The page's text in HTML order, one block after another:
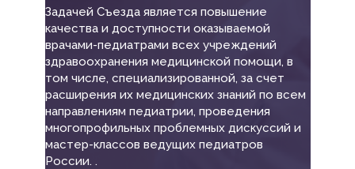
Задачей Съезда является повышение
качества и доступности оказываемой
врачами-педиатрами всех учреждений
здравоохранения медицинской помощи, в
том числе, специализированной, за счет
расширения их медицинских знаний по всем
направлениям педиатрии, проведения
многопрофильных проблемных дискуссий и
мастер-классов ведущих педиатров
России. .